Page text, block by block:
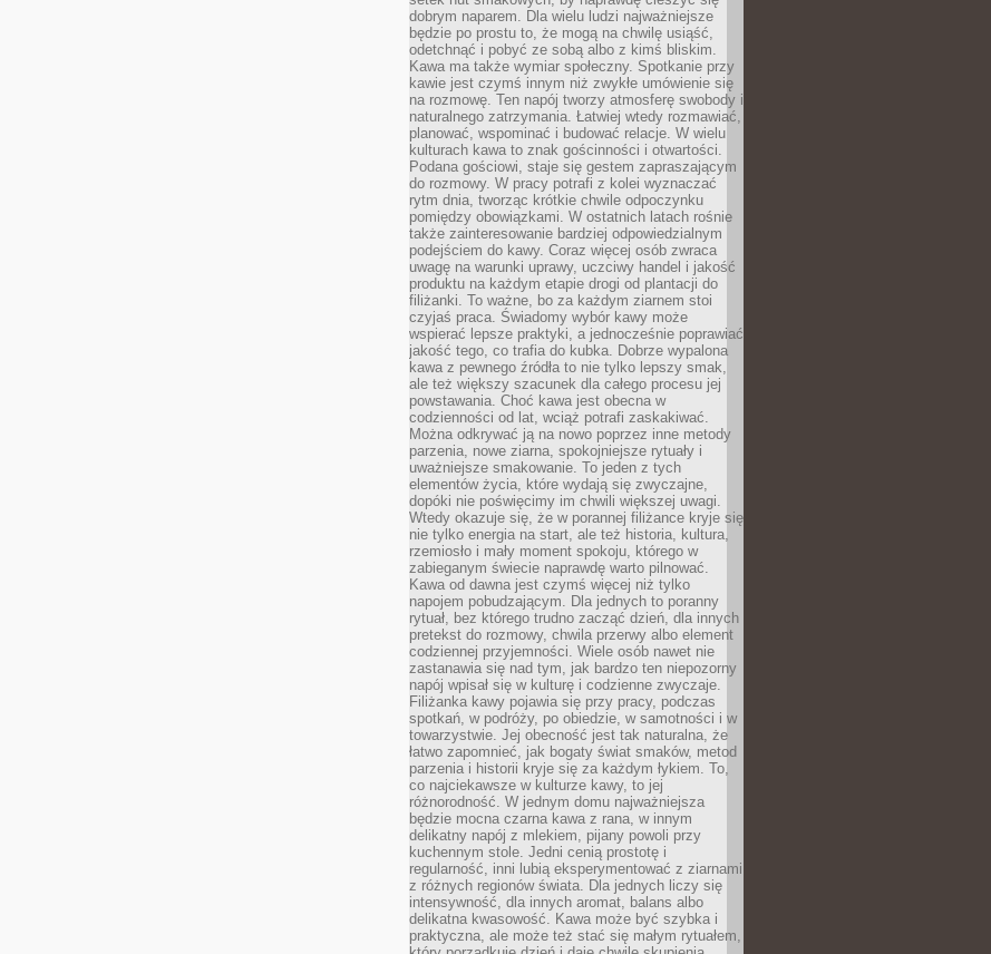
dobrym naparem. Dla wielu ludzi najważniejsze
będzie po prostu to, że mogą na chwilę usiąść,
odetchnąć i pobyć ze sobą albo z kimś bliskim.
Kawa ma także wymiar społeczny. Spotkanie przy
kawie jest czymś innym niż zwykłe umówienie się
na rozmowę. Ten napój tworzy atmosferę swobody i
naturalnego zatrzymania. Łatwiej wtedy rozmawiać,
planować, wspominać i budować relacje. W wielu
kulturach kawa to znak gościnności i otwartości.
Podana gościowi, staje się gestem zapraszającym
do rozmowy. W pracy potrafi z kolei wyznaczać
rytm dnia, tworząc krótkie chwile odpoczynku
pomiędzy obowiązkami. W ostatnich latach rośnie
także zainteresowanie bardziej odpowiedzialnym
podejściem do kawy. Coraz więcej osób zwraca
uwagę na warunki uprawy, uczciwy handel i jakość
produktu na każdym etapie drogi od plantacji do
filiżanki. To ważne, bo za każdym ziarnem stoi
czyjaś praca. Świadomy wybór kawy może
wspierać lepsze praktyki, a jednocześnie poprawiać
jakość tego, co trafia do kubka. Dobrze wypalona
kawa z pewnego źródła to nie tylko lepszy smak,
ale też większy szacunek dla całego procesu jej
powstawania. Choć kawa jest obecna w
codzienności od lat, wciąż potrafi zaskakiwać.
Można odkrywać ją na nowo poprzez inne metody
parzenia, nowe ziarna, spokojniejsze rytuały i
uważniejsze smakowanie. To jeden z tych
elementów życia, które wydają się zwyczajne,
dopóki nie poświęcimy im chwili większej uwagi.
Wtedy okazuje się, że w porannej filiżance kryje się
nie tylko energia na start, ale też historia, kultura,
rzemiosło i mały moment spokoju, którego w
zabieganym świecie naprawdę warto pilnować.
Kawa od dawna jest czymś więcej niż tylko
napojem pobudzającym. Dla jednych to poranny
rytuał, bez którego trudno zacząć dzień, dla innych
pretekst do rozmowy, chwila przerwy albo element
codziennej przyjemności. Wiele osób nawet nie
zastanawia się nad tym, jak bardzo ten niepozorny
napój wpisał się w kulturę i codzienne zwyczaje.
Filiżanka kawy pojawia się przy pracy, podczas
spotkań, w podróży, po obiedzie, w samotności i w
towarzystwie. Jej obecność jest tak naturalna, że
łatwo zapomnieć, jak bogaty świat smaków, metod
parzenia i historii kryje się za każdym łykiem. To,
co najciekawsze w kulturze kawy, to jej
różnorodność. W jednym domu najważniejsza
będzie mocna czarna kawa z rana, w innym
delikatny napój z mlekiem, pijany powoli przy
kuchennym stole. Jedni cenią prostotę i
regularność, inni lubią eksperymentować z ziarnami
z różnych regionów świata. Dla jednych liczy się
intensywność, dla innych aromat, balans albo
delikatna kwasowość. Kawa może być szybka i
praktyczna, ale może też stać się małym rytuałem,